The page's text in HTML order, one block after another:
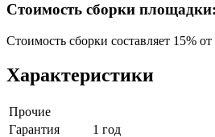
Стоимость сборки площадки:
Стоимость сборки составляет 15%
Характеристики
Прочие
Гарантия
1 год